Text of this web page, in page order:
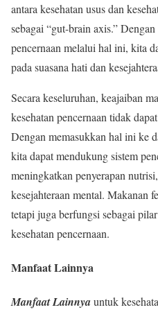
antara kesehatan usus dan
sebagai “gut-brain axis.”
pencernaan melalui hal ini, kita
pada suasana hati dan
Secara keseluruhan, keajaiban
kesehatan pencernaan tidak
Dengan memasukkan hal ini ke
kita dapat mendukung sistem
meningkatkan penyerapan
kesejahteraan mental. Makanan
tetapi juga berfungsi sebagai
kesehatan pencernaan.
Manfaat Lainnya
Manfaat Lainnyauntuk